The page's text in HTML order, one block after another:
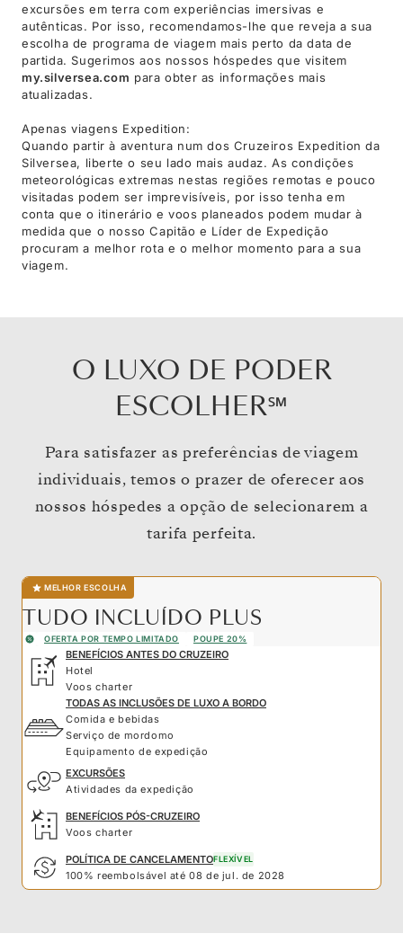
excursões em terra com experiências imersivas e
autênticas. Por isso, recomendamos-lhe que reveja a sua
escolha de programa de viagem mais perto da data de
partida. Sugerimos aos nossos hóspedes que visitem
my.silversea.com para obter as informações mais
atualizadas.
Apenas viagens Expedition:
Quando partir à aventura num dos Cruzeiros Expedition da
Silversea, liberte o seu lado mais audaz. As condições
meteorológicas extremas nestas regiões remotas e pouco
visitadas podem ser imprevisíveis, por isso tenha em
conta que o itinerário e voos planeados podem mudar à
medida que o nosso Capitão e Líder de Expedição
procuram a melhor rota e o melhor momento para a sua
viagem.
O LUXO DE PODER
ESCOLHER℠
Para satisfazer as preferências de viagem
individuais, temos o prazer de oferecer aos
nossos hóspedes a opção de selecionarem a
tarifa perfeita.
MELHOR ESCOLHA
TUDO INCLUÍDO PLUS
OFERTA POR TEMPO LIMITADO POUPE 20%
BENEFÍCIOS ANTES DO CRUZEIRO
Hotel
Voos charter
TODAS AS INCLUSÕES DE LUXO A BORDO
Comida e bebidas
Serviço de mordomo
Equipamento de expedição
EXCURSÕES
Atividades da expedição
BENEFÍCIOS PÓS-CRUZEIRO
Voos charter
POLÍTICA DE CANCELAMENTOFLEXÍVEL
100% reembolsável até 08 de jul. de 2028